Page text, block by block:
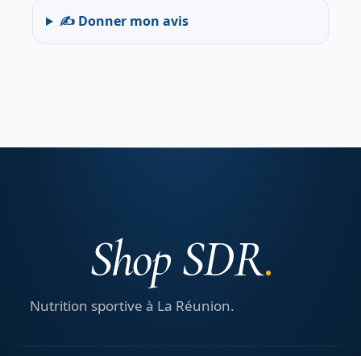
✍️ Donner mon avis
Shop SDR
Nutrition sportive à La Réunion.